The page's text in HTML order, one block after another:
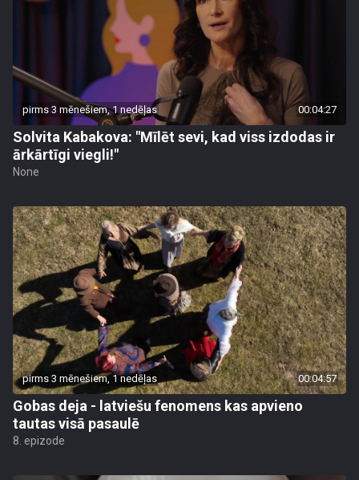
pirms 3 mēnešiem, 1 nedēļas 00:04:27
Solvita Kabakova: "Mīlēt sevi, kad viss izdodas ir
ārkārtīgi viegli!"
None
pirms 3 mēnešiem, 1 nedēļas 00:04:57
Gobas deja - latviešu fenomens kas apvieno
tautas visā pasaulē
8. epizode